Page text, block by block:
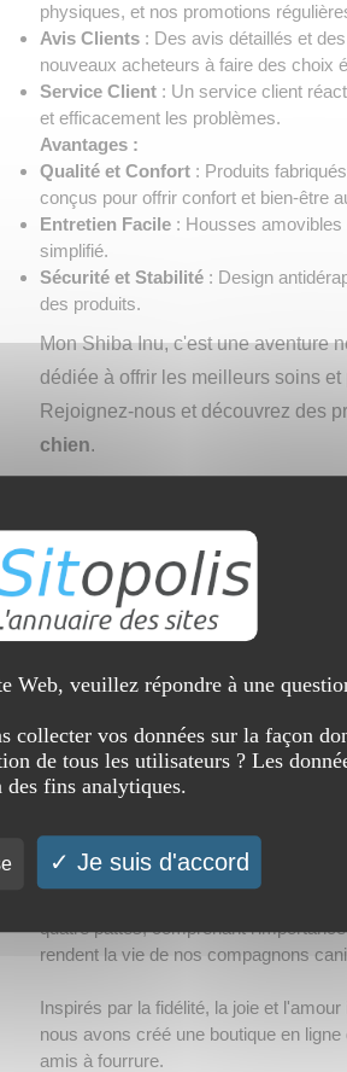
physiques, et nos promotions
Avis Clients : Des avis détaillés et
nouveaux acheteurs à faire des choix
Service Client : Un service client
et efficacement les problèmes.
Avantages :
Qualité et Confort : Produits
conçus pour offrir confort et bien-être
Entretien Facile : Housses amovibles
simplifié.
Sécurité et Stabilité : Design
des produits.
Mon Shiba Inu, c'est une aventure
dédiée à offrir les meilleurs soins
Rejoignez-nous et découvrez des
chien.
➔ Catégorie : Commerce et
Voir l'interview du site
Articles et Accessoires
(2 visites)
Bienvenue chez Toutoutrouvaille,
Chaque membre de notre équipe
quatre pattes, comprenant
rendent la vie de nos compagnons
Inspirés par la fidélité, la joie et
nous avons créé une boutique en
amis à fourrure.
Web, veuillez répondre à une
collecter vos données sur la façon
de tous les utilisateurs ? Les
des fins analytiques.
Je suis d'accord